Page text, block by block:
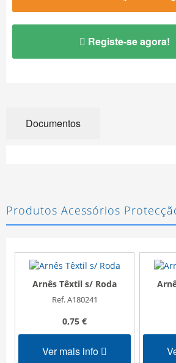
Registe-se agora!
Documentos
Produtos Acessórios
Arnês Têxtil s/ Roda
Ref. A180241
0,75 €
Ver mais info